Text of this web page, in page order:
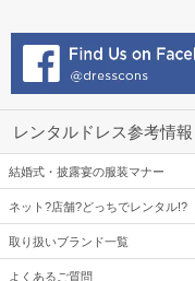
レンタルドレス参考情報
結婚式・披露宴の服装マナー
ネット?店舗?どっちでレンタル!?
取り扱いブランド一覧
よくあるご質問